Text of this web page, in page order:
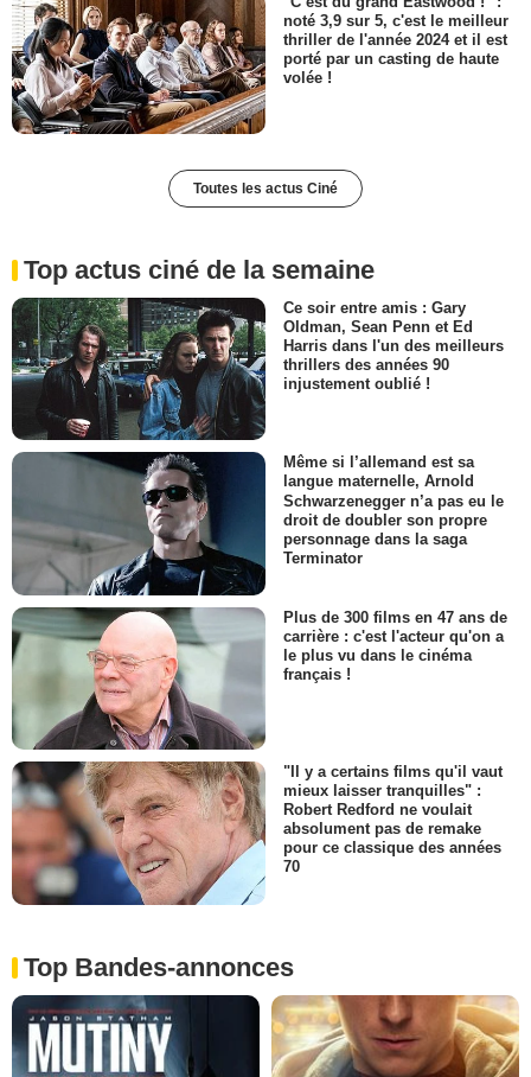
noté 3,9 sur 5, c'est le meilleur
thriller de l'année 2024 et il est
porté par un casting de haute
volée !
Toutes les actus Ciné
Top actus ciné de la semaine
Ce soir entre amis : Gary
Oldman, Sean Penn et Ed
Harris dans l'un des meilleurs
thrillers des années 90
injustement oublié !
Même si l’allemand est sa
langue maternelle, Arnold
Schwarzenegger n’a pas eu le
droit de doubler son propre
personnage dans la saga
Terminator
Plus de 300 films en 47 ans de
carrière : c'est l'acteur qu'on a
le plus vu dans le cinéma
français !
"Il y a certains films qu'il vaut
mieux laisser tranquilles" :
Robert Redford ne voulait
absolument pas de remake
pour ce classique des années
70
Top Bandes-annonces